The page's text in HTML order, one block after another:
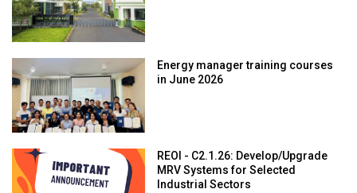
Energy manager training courses
in June 2026
REOI - C2.1.26: Develop/Upgrade
MRV Systems for Selected
Industrial Sectors